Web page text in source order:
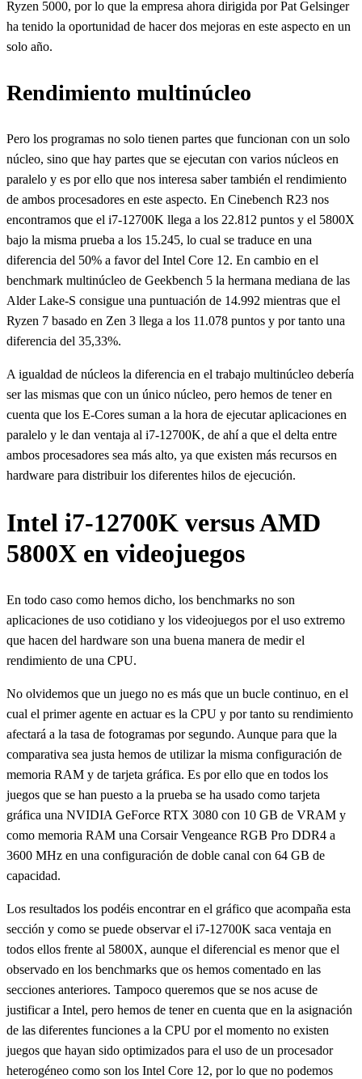
Ryzen 5000, por lo que la empresa ahora dirigida por Pat Gelsinger
ha tenido la oportunidad de hacer dos mejoras en este aspecto en un
solo año.
Rendimiento multinúcleo
Pero los programas no solo tienen partes que funcionan con un solo
núcleo, sino que hay partes que se ejecutan con varios núcleos en
paralelo y es por ello que nos interesa saber también el rendimiento
de ambos procesadores en este aspecto. En Cinebench R23 nos
encontramos que el i7-12700K llega a los 22.812 puntos y el 5800X
bajo la misma prueba a los 15.245, lo cual se traduce en una
diferencia del 50% a favor del Intel Core 12. En cambio en el
benchmark multinúcleo de Geekbench 5 la hermana mediana de las
Alder Lake-S consigue una puntuación de 14.992 mientras que el
Ryzen 7 basado en Zen 3 llega a los 11.078 puntos y por tanto una
diferencia del 35,33%.
A igualdad de núcleos la diferencia en el trabajo multinúcleo debería
ser las mismas que con un único núcleo, pero hemos de tener en
cuenta que los E-Cores suman a la hora de ejecutar aplicaciones en
paralelo y le dan ventaja al i7-12700K, de ahí a que el delta entre
ambos procesadores sea más alto, ya que existen más recursos en
hardware para distribuir los diferentes hilos de ejecución.
Intel i7-12700K versus AMD
5800X en videojuegos
En todo caso como hemos dicho, los benchmarks no son
aplicaciones de uso cotidiano y los videojuegos por el uso extremo
que hacen del hardware son una buena manera de medir el
rendimiento de una CPU.
No olvidemos que un juego no es más que un bucle continuo, en el
cual el primer agente en actuar es la CPU y por tanto su rendimiento
afectará a la tasa de fotogramas por segundo. Aunque para que la
comparativa sea justa hemos de utilizar la misma configuración de
memoria RAM y de tarjeta gráfica. Es por ello que en todos los
juegos que se han puesto a la prueba se ha usado como tarjeta
gráfica una NVIDIA GeForce RTX 3080 con 10 GB de VRAM y
como memoria RAM una Corsair Vengeance RGB Pro DDR4 a
3600 MHz en una configuración de doble canal con 64 GB de
capacidad.
Los resultados los podéis encontrar en el gráfico que acompaña esta
sección y como se puede observar el i7-12700K saca ventaja en
todos ellos frente al 5800X, aunque el diferencial es menor que el
observado en los benchmarks que os hemos comentado en las
secciones anteriores. Tampoco queremos que se nos acuse de
justificar a Intel, pero hemos de tener en cuenta que en la asignación
de las diferentes funciones a la CPU por el momento no existen
juegos que hayan sido optimizados para el uso de un procesador
heterogéneo como son los Intel Core 12, por lo que no podemos